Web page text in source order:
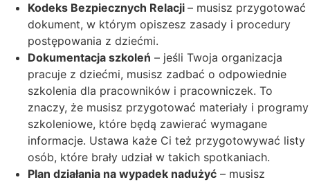
Kodeks Bezpiecznych Relacji – musisz przygotować
dokument, w którym opiszesz zasady i procedury
postępowania z dziećmi.
Dokumentacja szkoleń – jeśli Twoja organizacja
pracuje z dziećmi, musisz zadbać o odpowiednie
szkolenia dla pracowników i pracowniczek. To
znaczy, że musisz przygotować materiały i programy
szkoleniowe, które będą zawierać wymagane
informacje. Ustawa każe Ci też przygotowywać listy
osób, które brały udział w takich spotkaniach.
Plan działania na wypadek nadużyć – musisz